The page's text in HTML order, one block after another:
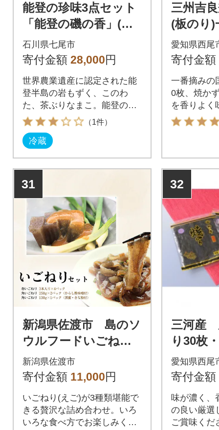
能登の珍味3点セット
「能登の磯の香」(岩
もずく・このわた・
なまこ)
石川県七尾市
寄付金額 28,000円
世界農業遺産に認定された能
登半島の岩もずく、このわ
た、茶ぶりなまこ。能登の磯
の香りをご堪能ください。
（1件）
冷蔵
三州吉
(板のり)
海」・
愛知県西尾
寄付金額
一番摘みの
0枚、焼か
を香りよく
31
新潟県佐渡市 島のソ
ウルフードいごねり3
種(7点)セット
新潟県佐渡市
寄付金額 11,000円
いごねり(えご)が3種類堪能で
きる贅沢な詰め合わせ。いろ
いろな食べ方でお楽しみくだ
32
三河産
り30枚
愛知県西尾
寄付金額
味が濃く、
の良い厳選
ご賞味くだ